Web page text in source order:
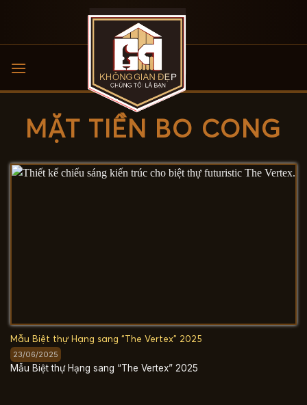
MẶT TIỀN BO CONG
Mẫu Biệt thự Hạng sang “The Vertex” 2025
23/06/2025
Mẫu Biệt thự Hạng sang “The Vertex” 2025